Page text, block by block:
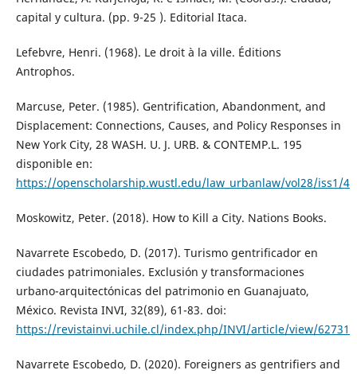
capital y cultura. (pp. 9-25 ). Editorial Itaca.
Lefebvre, Henri. (1968). Le droit à la ville. Éditions
Antrophos.
Marcuse, Peter. (1985). Gentrification, Abandonment, and
Displacement: Connections, Causes, and Policy Responses in
New York City, 28 WASH. U. J. URB. & CONTEMP.L. 195
disponible en:
https://openscholarship.wustl.edu/law_urbanlaw/vol28/iss1/4
Moskowitz, Peter. (2018). How to Kill a City. Nations Books.
Navarrete Escobedo, D. (2017). Turismo gentrificador en
ciudades patrimoniales. Exclusión y transformaciones
urbano-arquitectónicas del patrimonio en Guanajuato,
México. Revista INVI, 32(89), 61-83. doi:
https://revistainvi.uchile.cl/index.php/INVI/article/view/62731
Navarrete Escobedo, D. (2020). Foreigners as gentrifiers and